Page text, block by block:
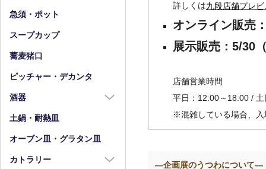
詳しくは九段店舗プレ
オンライン販売
展示販売：5/30
店舗営業時間
平日：12:00～18:00 /
※混雑している場合、
―企画展のうつわについて―
急須・ポット
スープカップ
蕎麦猪口
ピッチャー・デカンタ
酒器
酒器全商品
徳利
土鍋・耐熱皿
オーブン皿・グラタン皿
カトラリー